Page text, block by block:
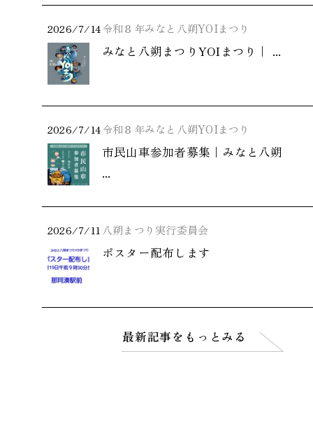
2026/7/14令和８年みなと八朔YOIまつり
みなと八朔まつりYOIまつり｜ ...
2026/7/14令和８年みなと八朔YOIまつり
市民山車参加者募集｜みなと八朔
...
2026/7/11八朔まつり実行委員会
ポスター配布します
最新記事をもっとみる